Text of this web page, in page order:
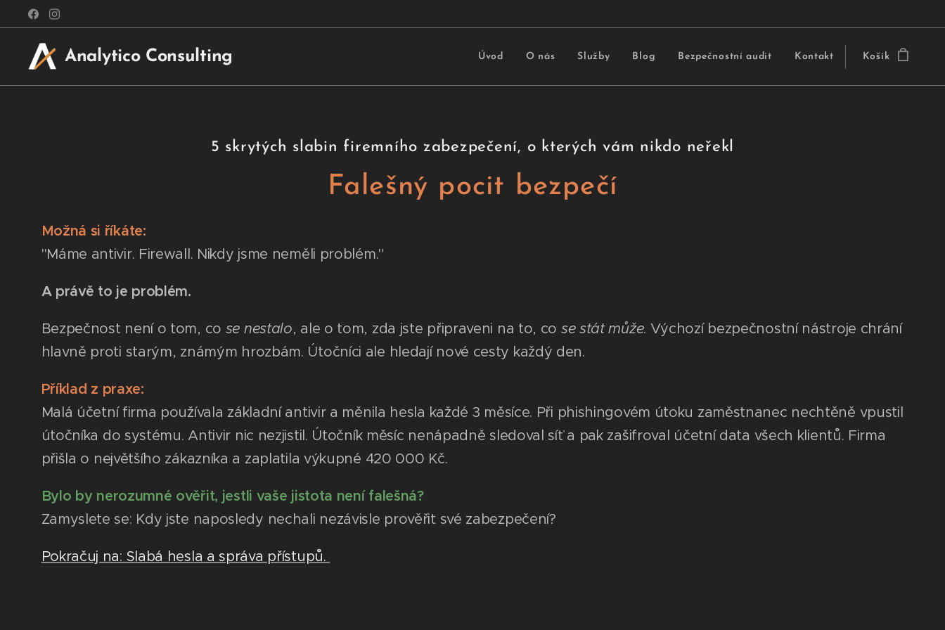
Analytico Consulting Úvod O nás Služby Blog Bezpečnostní audit Kontakt Košík
5 skrytých slabin firemního zabezpečení, o kterých vám nikdo neřekl
Falešný pocit bezpečí
Možná si říkáte:
"Máme antivir. Firewall. Nikdy jsme neměli problém."
A právě to je problém.
Bezpečnost není o tom, co se nestalo, ale o tom, zda jste připraveni na to, co se stát může. Výchozí bezpečnostní nástroje chrání
hlavně proti starým, známým hrozbám. Útočníci ale hledají nové cesty každý den.
Příklad z praxe:
Malá účetní firma používala základní antivir a měnila hesla každé 3 měsíce. Při phishingovém útoku zaměstnanec nechtěně vpustil
útočníka do systému. Antivir nic nezjistil. Útočník měsíc nenápadně sledoval síť a pak zašifroval účetní data všech klientů. Firma
přišla o největšího zákazníka a zaplatila výkupné 420 000 Kč.
Bylo by nerozumné ověřit, jestli vaše jistota není falešná?
Zamyslete se: Kdy jste naposledy nechali nezávisle prověřit své zabezpečení?
Pokračuj na: Slabá hesla a správa přístupů.